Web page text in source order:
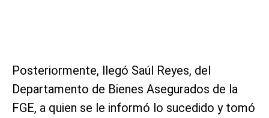
Posteriormente, llegó Saúl Reyes, del
Departamento de Bienes Asegurados de la
FGE, a quien se le informó lo sucedido y tomó